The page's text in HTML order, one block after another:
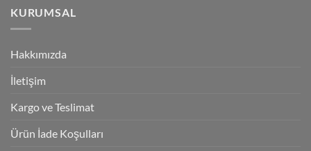
KURUMSAL
Hakkımızda
İletişim
Kargo ve Teslimat
Ürün İade Koşulları